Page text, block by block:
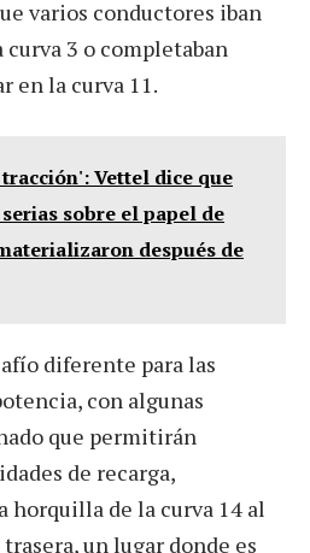
varios conductores iban
curva 3 o completaban
en la curva 11.
Vettel dice que
sobre el papel de
después de
diferente para las
con algunas
que permitirán
de recarga,
de la curva 14 al
un lugar donde es